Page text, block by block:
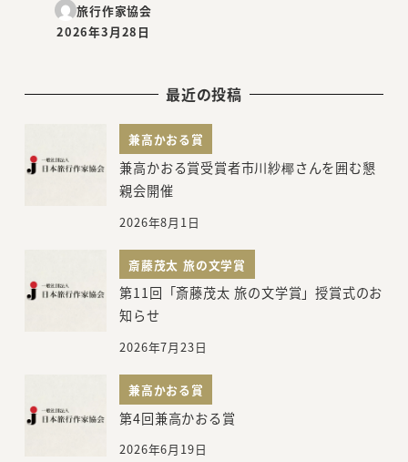
旅行作家協会
投稿日
2026年3月28日
最近の投稿
兼高かおる賞
兼高かおる賞受賞者市川紗椰さんを囲む懇
親会開催
2026年8月1日
斎藤茂太 旅の文学賞
第11回「斎藤茂太 旅の文学賞」授賞式のお
知らせ
2026年7月23日
兼高かおる賞
第4回兼高かおる賞
2026年6月19日